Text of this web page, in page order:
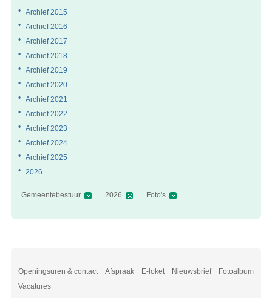
Openingsuren & contact Afspraak E-loket Nieuwsbrief
Fotoalbum
Vacatures
Archief 2015
Archief 2016
Archief 2017
Archief 2018
Archief 2019
Archief 2020
Archief 2021
Archief 2022
Archief 2023
Archief 2024
Archief 2025
2026
Gemeentebestuur 2026 Foto's